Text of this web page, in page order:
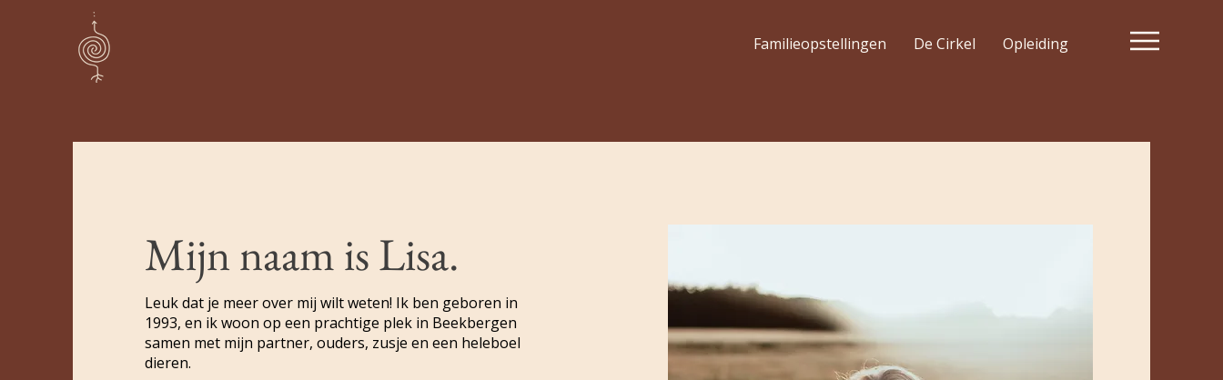
Familieopstellingen De Cirkel Opleiding
Mijn naam is Lisa.
Leuk dat je meer over mij wilt weten! Ik ben geboren in
1993, en ik woon op een prachtige plek in Beekbergen
samen met mijn partner, ouders, zusje en een heleboel
dieren.